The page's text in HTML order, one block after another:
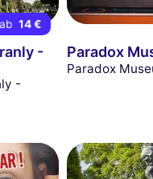
ab 14 €
-
-
Paradox
Paradox